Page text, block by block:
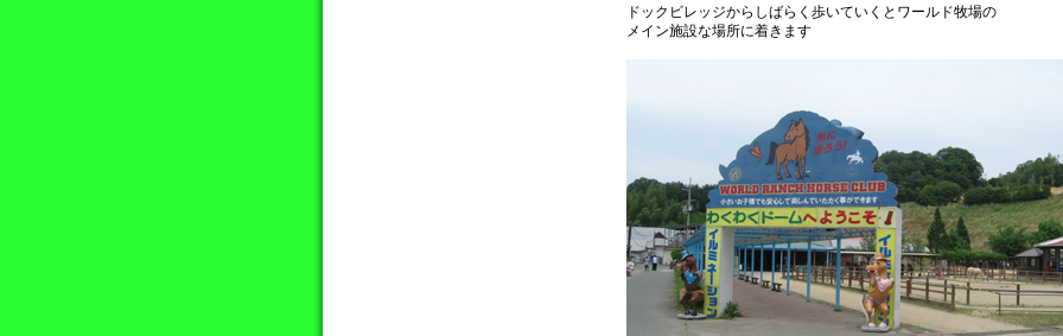
ドックビレッジからしばらく歩いていくとワールド牧場の
メイン施設な場所に着きます